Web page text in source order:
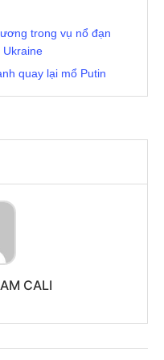
trong vụ nổ đạn
quay lại mổ Putin
CALI